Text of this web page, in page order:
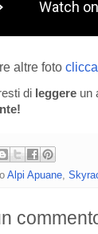
altre foto
di leggere un
Alpi Apuane